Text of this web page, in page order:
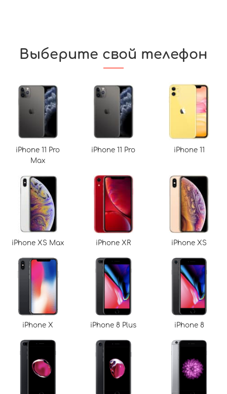
Выберите свой телефон
iPhone 11 Pro
Max
iPhone 11 Pro iPhone 11
iPhone XS Max iPhone XR iPhone XS
iPhone X iPhone 8 Plus iPhone 8